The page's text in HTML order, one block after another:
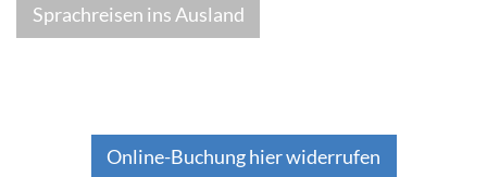
Sprachreisen ins Ausland
Online-Buchung hier widerrufen